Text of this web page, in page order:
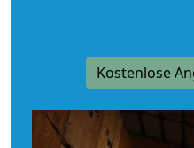
Kostenlose